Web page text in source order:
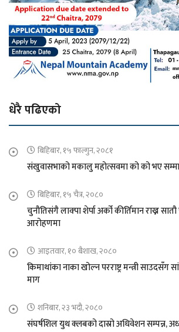
धेरै पढिएको
बिहिबार, १५ फाल्गुन, २०८१
संखुवासभाको मकालु महोत्सवमा को को भए
बिहिबार, १५ चैत्र, २०८०
चुनौतिसंगै लाक्पा शेर्पा अर्को कीर्तिमान राख्न
आरोहणमा
आइतवार, १० बैशाख, २०८०
किमाथांका नाका खोल्न परराष्ट्र मन्त्री
माग
शनिबार, २३ भदौ, २०८०
संघर्षशिल युथ क्लबको दास्रो अधिवेशन सम्पन्न,